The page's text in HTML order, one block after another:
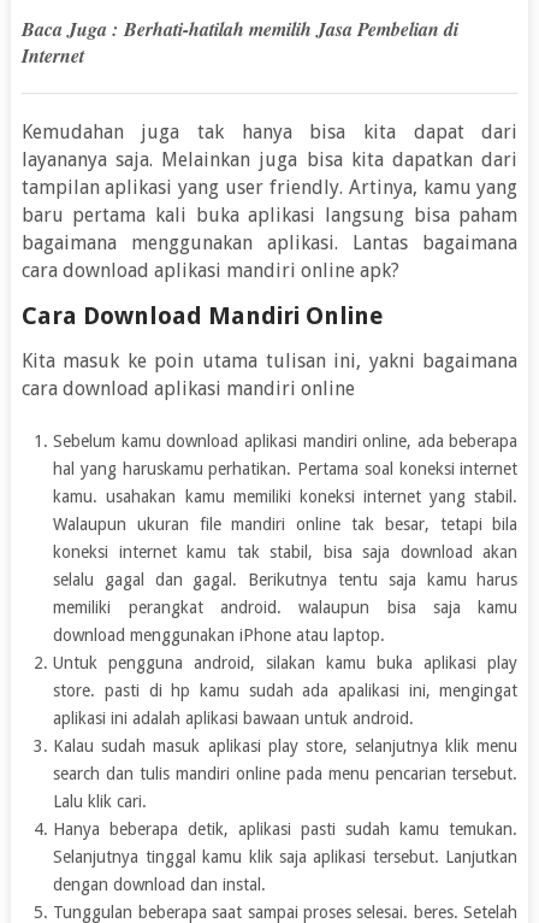
Baca Juga :Berhati-hatilah memilih Jasa Pembelian di
Internet
Kemudahan juga tak hanya bisa kita dapat dari
layananya saja. Melainkan juga bisa kita dapatkan dari
tampilan aplikasi yang user friendly. Artinya, kamu yang
baru pertama kali buka aplikasi langsung bisa paham
bagaimana menggunakan aplikasi. Lantas bagaimana
cara download aplikasi mandiri online apk?
Cara Download Mandiri Online
Kita masuk ke poin utama tulisan ini, yakni bagaimana
cara download aplikasi mandiri online
Sebelum kamu download aplikasi mandiri online, ada beberapa
hal yang haruskamu perhatikan. Pertama soal koneksi internet
kamu. usahakan kamu memiliki koneksi internet yang stabil.
Walaupun ukuran file mandiri online tak besar, tetapi bila
koneksi internet kamu tak stabil, bisa saja download akan
selalu gagal dan gagal. Berikutnya tentu saja kamu harus
memiliki perangkat android. walaupun bisa saja kamu
download menggunakan iPhone atau laptop.
Untuk pengguna android, silakan kamu buka aplikasi play
store. pasti di hp kamu sudah ada apalikasi ini, mengingat
aplikasi ini adalah aplikasi bawaan untuk android.
Kalau sudah masuk aplikasi play store, selanjutnya klik menu
search dan tulis mandiri online pada menu pencarian tersebut.
Lalu klik cari.
Hanya beberapa detik, aplikasi pasti sudah kamu temukan.
Selanjutnya tinggal kamu klik saja aplikasi tersebut. Lanjutkan
dengan download dan instal.
Tunggulan beberapa saat sampai proses selesai. beres. Setelah